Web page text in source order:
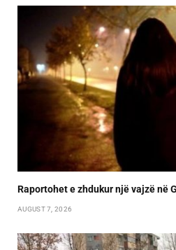
Raportohet e zhdukur një vajzë në
AUGUST 7, 2026